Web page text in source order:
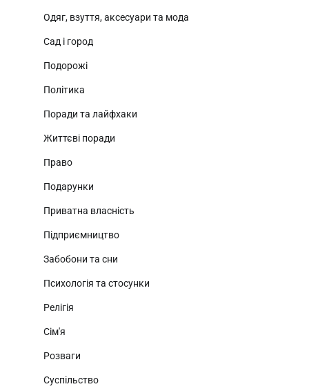
Одяг, взуття, аксесуари та мода
Сад і город
Подорожі
Політика
Поради та лайфхаки
Життєві поради
Право
Подарунки
Приватна власність
Підприємництво
Забобони та сни
Психологія та стосунки
Релігія
Сім'я
Розваги
Суспільство